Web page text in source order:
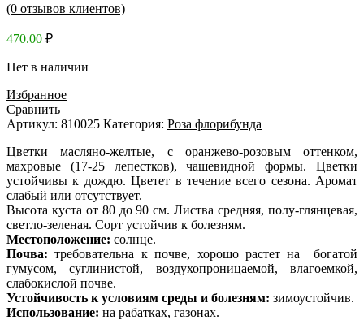
(0 отзывов клиентов)
470.00 ₽
Нет в наличии
Избранное
Сравнить
Артикул: 810025 Категория: Роза флорибунда
Цветки масляно-желтые, с оранжево-розовым оттенком,
махровые (17-25 лепестков), чашевидной формы. Цветки
устойчивы к дождю. Цветет в течение всего сезона. Аромат
слабый или отсутствует.
Высота куста от 80 до 90 см. Листва средняя, полу-глянцевая,
светло-зеленая. Сорт устойчив к болезням.
Местоположение: солнце.
Почва:требовательна к почве, хорошо растет на богатой
гумусом, суглинистой, воздухопроницаемой, влагоемкой,
слабокислой почве.
Устойчивость к условиям среды и болезням: зимоустойчив.
Использование: на рабатках, газонах.